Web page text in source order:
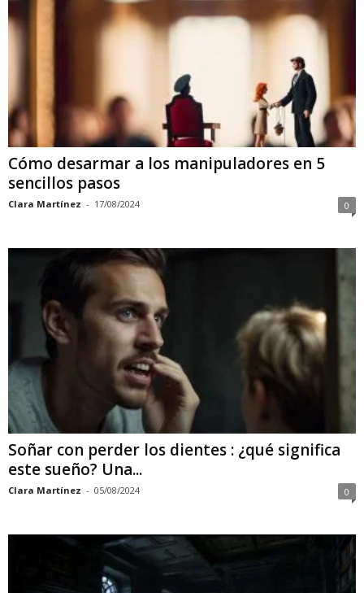
Cómo desarmar a los manipuladores en 5
sencillos pasos
Clara Martínez - 17/08/2024 0
Soñar con perder los dientes : ¿qué significa
este sueño? Una...
Clara Martínez - 05/08/2024 0